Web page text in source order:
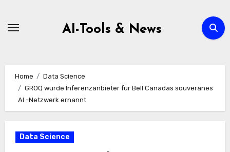
AI-Tools & News
Home
Data Science
GROQ wurde Inferenzanbieter für Bell Canadas souveränes
AI -Netzwerk ernannt
Data Science